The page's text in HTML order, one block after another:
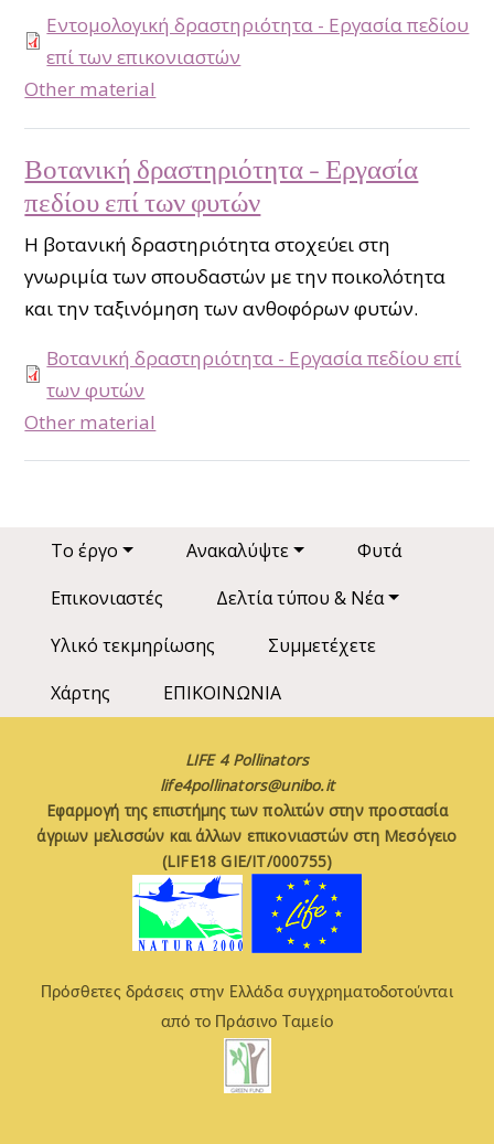
Εντομολογική δραστηριότητα - Εργασία πεδίου
επί των επικονιαστών
type
Other material
Βοτανική δραστηριότητα - Εργασία
πεδίου επί των φυτών
Η βοτανική δραστηριότητα στοχεύει στη
γνωριμία των σπουδαστών με την ποικολότητα
και την ταξινόμηση των ανθοφόρων φυτών.
Βοτανική δραστηριότητα - Εργασία πεδίου επί
των φυτών
type
Other material
Main navigation
Το έργο Ανακαλύψτε
Φυτά
Επικονιαστές
Δελτία τύπου & Νέα
Υλικό τεκμηρίωσης
Συμμετέχετε
Χάρτης
ΕΠΙΚΟΙΝΩΝΙΑ
LIFE 4 Pollinators
life4pollinators@unibo.it
Εφαρμογή της επιστήμης των πολιτών στην προστασία
άγριων μελισσών και άλλων επικονιαστών στη Μεσόγειο
(LIFE18 GIE/IT/000755)
Πρόσθετες δράσεις στην Ελλάδα συγχρηματοδοτούνται
από το Πράσινο Ταμείο